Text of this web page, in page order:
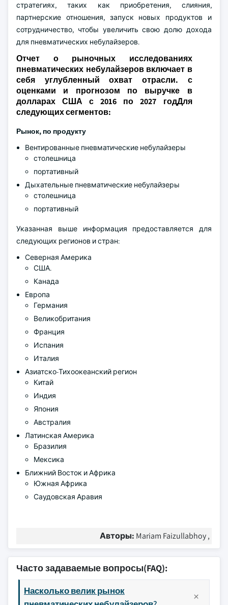
стратегиях, таких как приобретения, слияния,
партнерские отношения, запуск новых продуктов и
сотрудничество, чтобы увеличить свою долю дохода
для пневматических небулайзеров.
Отчет о рыночных исследованиях
пневматических небулайзеров включает в
себя углубленный охват отрасли. с
оценками и прогнозом по выручке в
долларах США с 2016 по 2027 годДля
следующих сегментов:
Рынок, по продукту
Вентированные пневматические небулайзеры
столешница
портативный
Дыхательные пневматические небулайзеры
столешница
портативный
Указанная выше информация предоставляется для
следующих регионов и стран:
Северная Америка
США.
Канада
Европа
Германия
Великобритания
Франция
Испания
Италия
Азиатско-Тихоокеанский регион
Китай
Индия
Япония
Австралия
Латинская Америка
Бразилия
Мексика
Ближний Восток и Африка
Южная Африка
Саудовская Аравия
Авторы: Mariam Faizullabhoy ,
Часто задаваемые вопросы(FAQ):
Насколько велик рынок